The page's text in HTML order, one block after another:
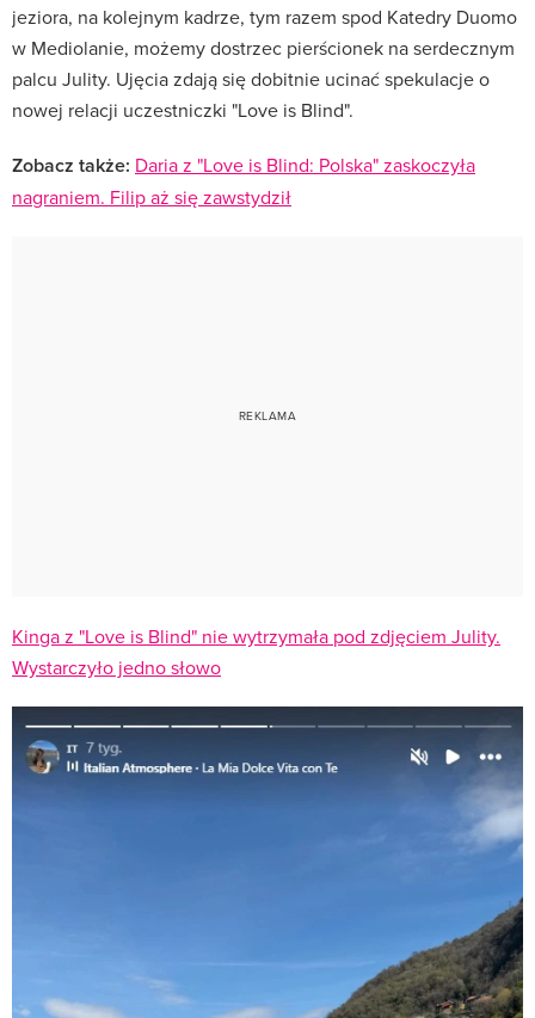
jeziora, na kolejnym kadrze, tym razem spod Katedry Duomo
w Mediolanie, możemy dostrzec pierścionek na serdecznym
palcu Julity. Ujęcia zdają się dobitnie ucinać spekulacje o
nowej relacji uczestniczki "Love is Blind".
Zobacz także: Daria z "Love is Blind: Polska" zaskoczyła
nagraniem. Filip aż się zawstydził
Kinga z "Love is Blind" nie wytrzymała pod zdjęciem Julity.
Wystarczyło jedno słowo